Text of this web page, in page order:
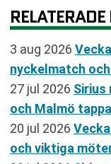
3 aug 2026
nyckelmatch
27 jul 2026 Sirius
och Malmö
20 jul 2026
och viktiga